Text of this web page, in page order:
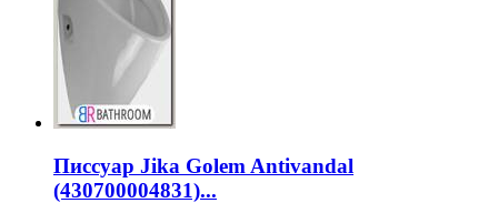
Писсуар Jika Golem Antivandal
(430700004831)...